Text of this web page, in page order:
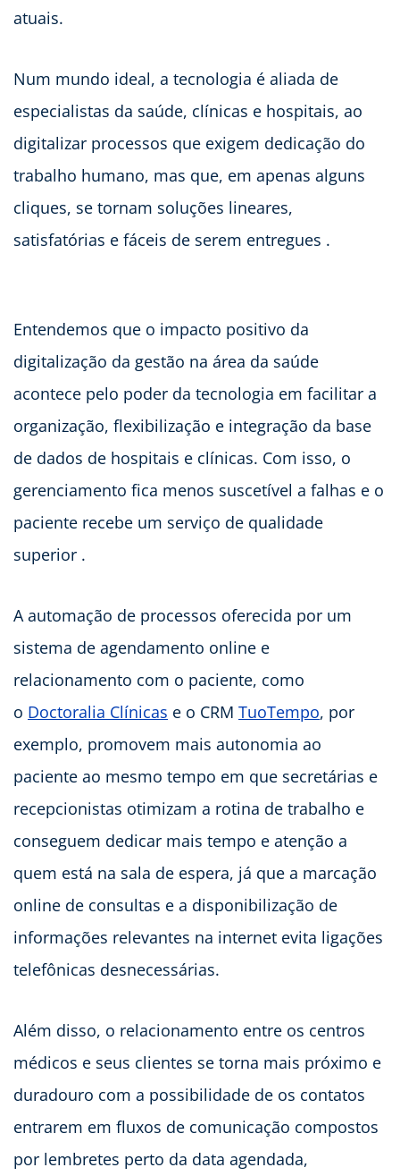
atuais.
Num mundo ideal, a tecnologia é aliada de
especialistas da saúde, clínicas e hospitais, ao
digitalizar processos que exigem dedicação do
trabalho humano, mas que, em apenas alguns
cliques, se tornam soluções lineares,
satisfatórias e fáceis de serem entregues .
Entendemos que o impacto positivo da
digitalização da gestão na área da saúde
acontece pelo poder da tecnologia em facilitar a
organização, flexibilização e integração da base
de dados de hospitais e clínicas. Com isso, o
gerenciamento fica menos suscetível a falhas e o
paciente recebe um serviço de qualidade
superior .
A automação de processos oferecida por um
sistema de agendamento online e
relacionamento com o paciente, como
o Doctoralia Clínicas e o CRM TuoTempo, por
exemplo, promovem mais autonomia ao
paciente ao mesmo tempo em que secretárias e
recepcionistas otimizam a rotina de trabalho e
conseguem dedicar mais tempo e atenção a
quem está na sala de espera, já que a marcação
online de consultas e a disponibilização de
informações relevantes na internet evita ligações
telefônicas desnecessárias.
Além disso, o relacionamento entre os centros
médicos e seus clientes se torna mais próximo e
duradouro com a possibilidade de os contatos
entrarem em fluxos de comunicação compostos
por lembretes perto da data agendada,